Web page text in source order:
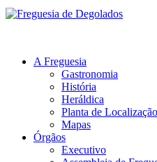
Menu
A Freguesia
Gastronomia
História
Heráldica
Planta de Localização
Mapas
Órgãos
Executivo